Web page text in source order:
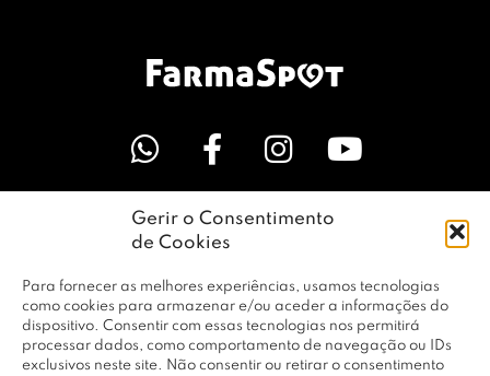
Gerir o Consentimento
de Cookies
Para fornecer as melhores experiências, usamos tecnologias
como cookies para armazenar e/ou aceder a informações do
dispositivo. Consentir com essas tecnologias nos permitirá
processar dados, como comportamento de navegação ou IDs
exclusivos neste site. Não consentir ou retirar o consentimento
LINKS ÚTEIS
EMPRESA
PERFIL